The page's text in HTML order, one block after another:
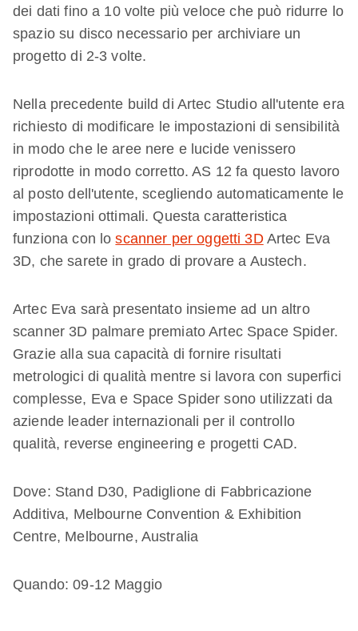
dei dati fino a 10 volte più veloce che può ridurre lo
spazio su disco necessario per archiviare un
progetto di 2-3 volte.
Nella precedente build di Artec Studio all'utente era
richiesto di modificare le impostazioni di sensibilità
in modo che le aree nere e lucide venissero
riprodotte in modo corretto. AS 12 fa questo lavoro
al posto dell'utente, scegliendo automaticamente le
impostazioni ottimali. Questa caratteristica
funziona con loscanner per oggetti 3DArtec Eva
3D, che sarete in grado di provare a Austech.
Artec Eva sarà presentato insieme ad un altro
scanner 3D palmare premiato Artec Space Spider.
Grazie alla sua capacità di fornire risultati
metrologici di qualità mentre si lavora con superfici
complesse, Eva e Space Spider sono utilizzati da
aziende leader internazionali per il controllo
qualità, reverse engineering e progetti CAD.
Dove: Stand D30, Padiglione di Fabbricazione
Additiva, Melbourne Convention & Exhibition
Centre, Melbourne, Australia
Quando: 09-12 Maggio